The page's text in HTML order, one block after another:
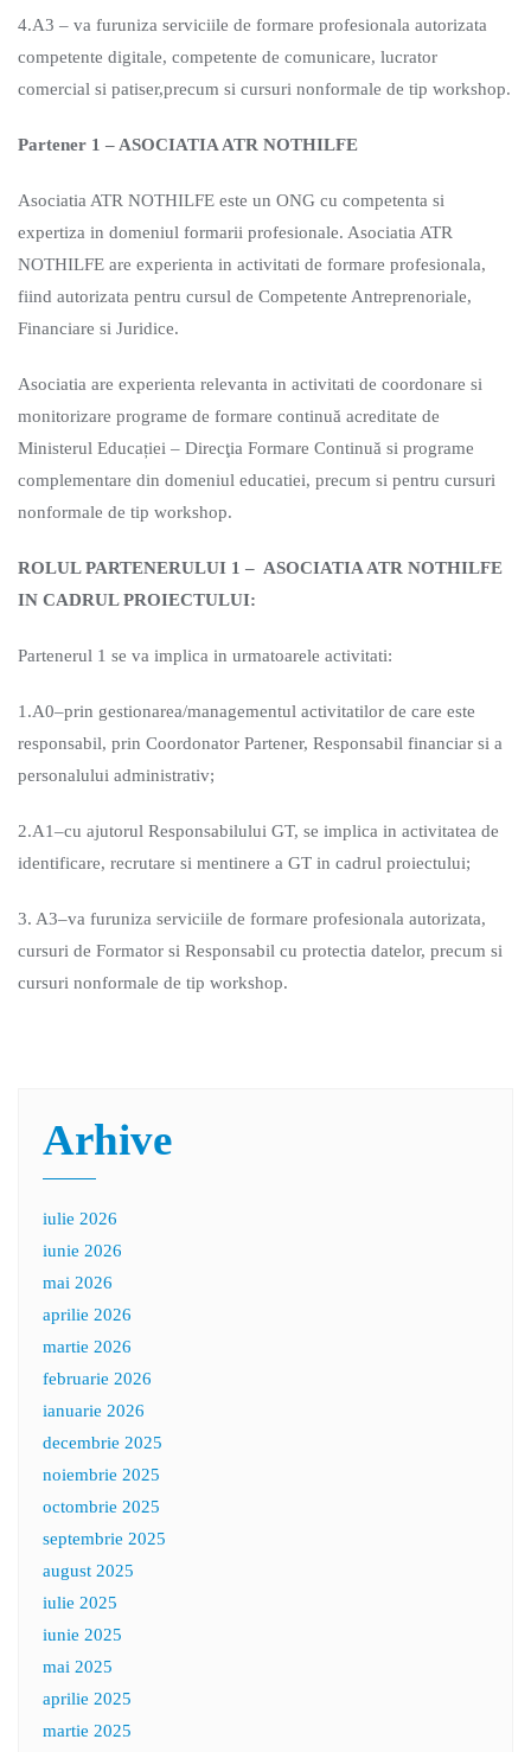
4.A3 – va furuniza serviciile de formare profesionala autorizata
competente digitale, competente de comunicare, lucrator
comercial si patiser,precum si cursuri nonformale de tip workshop.
Partener 1 – ASOCIATIA ATR NOTHILFE
Asociatia ATR NOTHILFE este un ONG cu competenta si
expertiza in domeniul formarii profesionale. Asociatia ATR
NOTHILFE are experienta in activitati de formare profesionala,
fiind autorizata pentru cursul de Competente Antreprenoriale,
Financiare si Juridice.
Asociatia are experienta relevanta in activitati de coordonare si
monitorizare programe de formare continuă acreditate de
Ministerul Educației – Direcţia Formare Continuă si programe
complementare din domeniul educatiei, precum si pentru cursuri
nonformale de tip workshop.
ROLUL PARTENERULUI 1 – ASOCIATIA ATR NOTHILFE
IN CADRUL PROIECTULUI:
Partenerul 1 se va implica in urmatoarele activitati:
1.A0–prin gestionarea/managementul activitatilor de care este
responsabil, prin Coordonator Partener, Responsabil financiar si a
personalului administrativ;
2.A1–cu ajutorul Responsabilului GT, se implica in activitatea de
identificare, recrutare si mentinere a GT in cadrul proiectului;
3. A3–va furuniza serviciile de formare profesionala autorizata,
cursuri de Formator si Responsabil cu protectia datelor, precum si
cursuri nonformale de tip workshop.
Arhive
iulie 2026
iunie 2026
mai 2026
aprilie 2026
martie 2026
februarie 2026
ianuarie 2026
decembrie 2025
noiembrie 2025
octombrie 2025
septembrie 2025
august 2025
iulie 2025
iunie 2025
mai 2025
aprilie 2025
martie 2025